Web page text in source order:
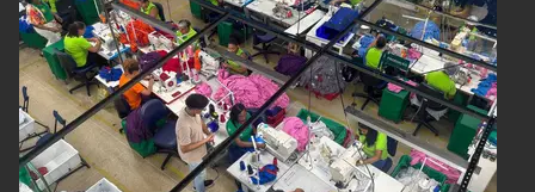
Agronegócios
Brasil
Brasil Mineral
Ciência &
Tecnologia
Cinema
Comportamento
Cultura
Economia
Educação
Infraestrutura
Internacional
Meio Ambiente
Podcast
Política
Saúde
Tempo